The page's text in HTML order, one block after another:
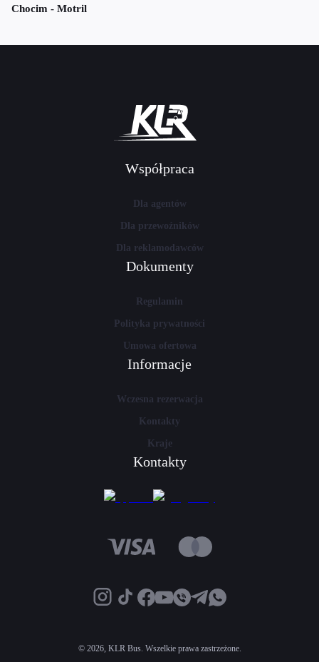
Chocim - Motril
Współpraca
Dla agentów
Dla przewoźników
Dla reklamodawców
Dokumenty
Regulamin
Polityka prywatności
Umowa ofertowa
Informacje
Wczesna rezerwacja
Kontakty
Kraje
Kontakty
© 2026, KLR Bus. Wszelkie prawa zastrzeżone.